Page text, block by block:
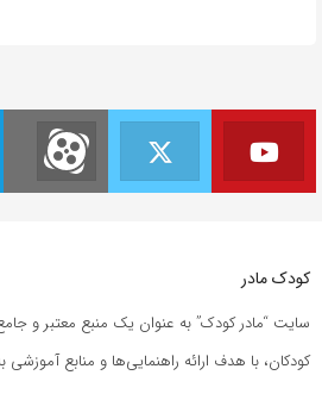
کودک مادر
سایت “مادر کودک” به عنوان یک منبع معتبر و
کودکان، با هدف ارائه راهنمایی‌ها و منابع